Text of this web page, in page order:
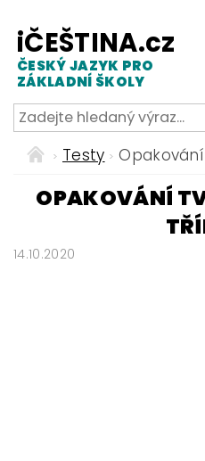
iČEŠTINA.cz
ČESKÝ JAZYK PRO
ZÁKLADNÍ ŠKOLY
Testy
OPAKOVÁNÍ
14.10.2020